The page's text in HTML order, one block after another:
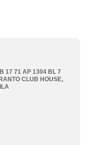
17 71 AP 1304 BL 7
CLUB HOUSE,